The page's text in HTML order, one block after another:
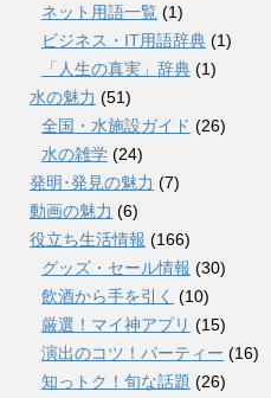
ネット用語一覧 (1)
ビジネス・IT用語辞典 (1)
「人生の真実」辞典 (1)
水の魅力 (51)
全国・水施設ガイド (26)
水の雑学 (24)
発明･発見の魅力 (7)
動画の魅力 (6)
役立ち生活情報 (166)
グッズ・セール情報 (30)
飲酒から手を引く (10)
厳選！マイ神アプリ (15)
演出のコツ！パーティー (16)
知っトク！旬な話題 (26)